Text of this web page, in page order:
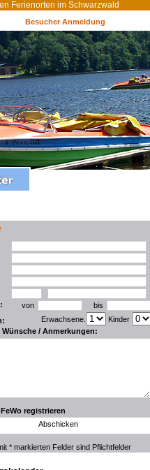
Ferienorten im Schwarzwald
Besucher Anmeldung
von
bis
Erwachsene.
Kinder
Wünsche / Anmerkungen:
registrieren
Abschicken
* markierten Felder sind Pflichtfelder